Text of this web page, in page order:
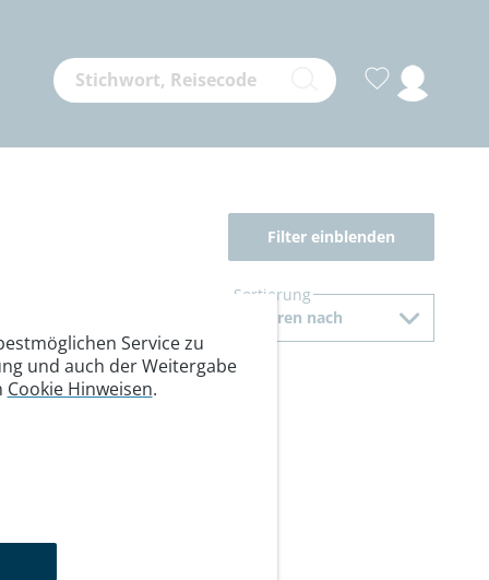
Filter einblenden
Sortierung
Sortieren nach
Service zu
und auch der Weitergabe
Cookie Hinweisen.